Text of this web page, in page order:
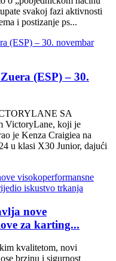
svakoj fazi aktivnosti
i postizanje ps...
(ESP) – 30.
SA
koji je
je Kenza Craigiea na
u klasi X30 Junior, dajući
nove
za karting...
kvalitetom, novi
brzinu i sigurnost